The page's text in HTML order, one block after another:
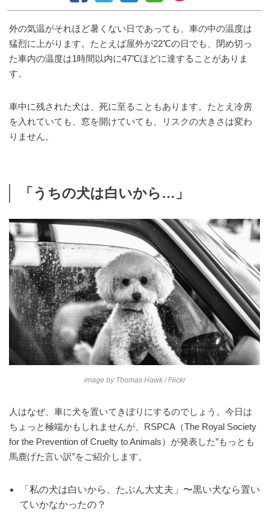
外の気温がそれほど暑くない日であっても、車の中の温度は
猛烈に上がります。たとえば屋外が22℃の日でも、閉め切っ
た車内の温度は1時間以内に47℃ほどに達することがありま
す。
車中に残された犬は、死に至ることもあります。たとえ冷房
を入れていても、窓を開けていても、リスクの大きさは変わ
りません。
「うちの犬は白いから…」
image by Thomas Hawk/ Flickr
人はなぜ、車に犬を置いてきぼりにするのでしょう。今日は
ちょっと極端かもしれませんが、RSPCA（The Royal Society
for the Prevention of Cruelty to Animals）が発表した”もっとも
馬鹿げた言い訳”をご紹介します。
「私の犬は白いから、たぶん大丈夫」〜黒い犬なら置い
ていかなかったの？